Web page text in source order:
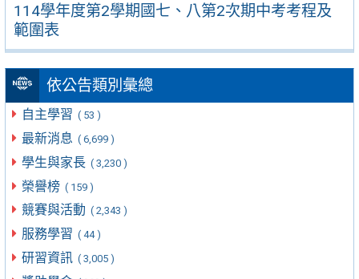
114學年度第2學期國七、八第2次期中考考程及
範圍表
依公告類別彙總
自主學習 ( 53 )
最新消息 ( 6,699 )
學生與家長 ( 3,230 )
榮譽榜 ( 159 )
競賽與活動 ( 2,343 )
服務學習 ( 44 )
研習資訊 ( 3,005 )